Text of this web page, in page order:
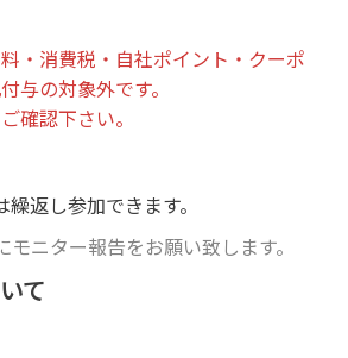
・消費税・自社ポイント・クーポ
与の対象外です。
確認下さい。
返し参加できます。
ニター報告をお願い致します。
て